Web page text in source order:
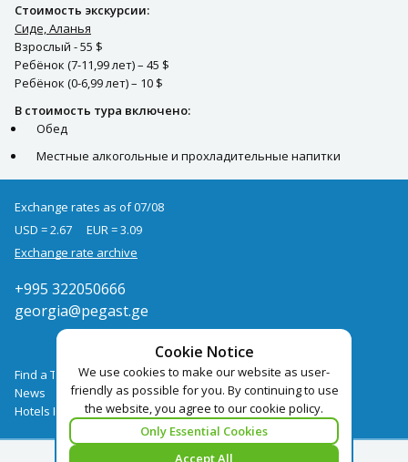
Стоимость экскурсии:
Сиде, Аланья
Взрослый - 55 $
Ребёнок (7-11,99 лет) – 45 $
Ребёнок (0-6,99 лет) – 10 $
В стоимость тура включено:
Обед
Местные алкогольные и прохладительные напитки
Cookie Notice
We use cookies to make our website as user-
friendly as possible for you. By continuing to use
the website, you agree to our cookie policy.
Only Essential Cookies
Accept All
Exchange rates as of 07/08
USD = 2.67
EUR = 3.09
Exchange rate archive
+995 322050666
georgia@pegast.ge
Find a Tour
News
Hotels Booking